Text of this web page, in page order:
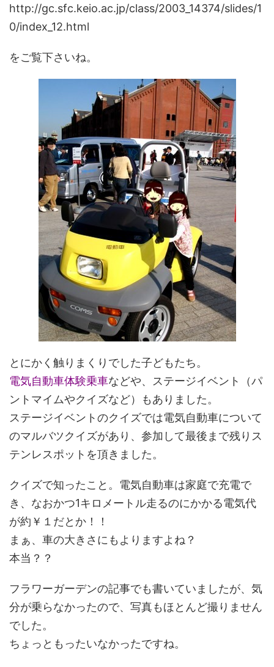
http://gc.sfc.keio.ac.jp/class/2003_14374/slides/1
0/index_12.html
をご覧下さいね。
とにかく触りまくりでした子どもたち。
電気自動車体験乗車などや、ステージイベント（パ
ントマイムやクイズなど）もありました。
ステージイベントのクイズでは電気自動車について
のマルバツクイズがあり、参加して最後まで残りス
テンレスポットを頂きました。
クイズで知ったこと。電気自動車は家庭で充電で
き、なおかつ1キロメートル走るのにかかる電気代
が約￥１だとか！！
まぁ、車の大きさにもよりますよね？
本当？？
フラワーガーデンの記事でも書いていましたが、気
分が乗らなかったので、写真もほとんど撮りません
でした。
ちょっともったいなかったですね。